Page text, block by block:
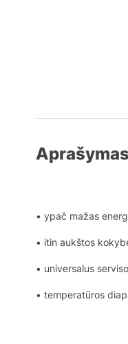
Aprašymas
• ypač mažas
• itin aukštos
• universalus
• temperatūros